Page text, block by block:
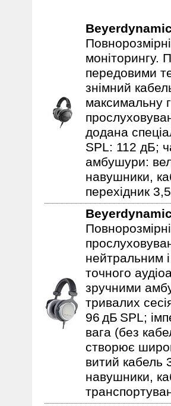
моніторингу.
передовими
знімний
максимальну
додана
SPL: 112 дБ;
амбушури:
навушники,
перехідник
нейтральним
точного
зручними
тривалих
96 дБ SPL;
вага (без
створює
витий кабель
навушники,